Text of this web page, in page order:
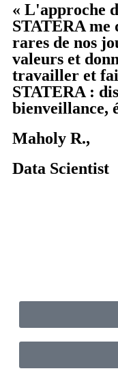
« L'approche
STATERA me
rares de nos
valeurs et
travailler et
STATERA :
bienveillance,
Maholy R.,
Data Scientist